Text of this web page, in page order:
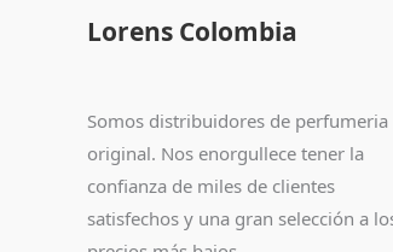
Lorens Colombia
Somos distribuidores de perfumeria
original. Nos enorgullece tener la
confianza de miles de clientes
satisfechos y una gran selección a